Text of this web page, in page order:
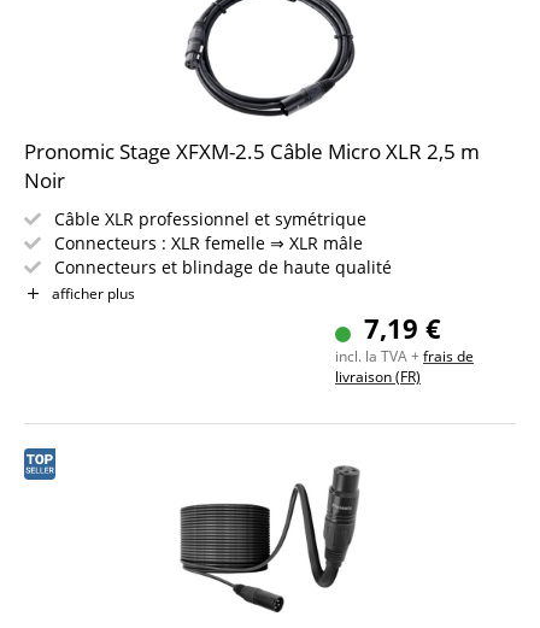
Pronomic Stage XFXM-2.5 Câble Micro XLR 2,5 m
Noir
Câble XLR professionnel et symétrique
Connecteurs : XLR femelle ⇒ XLR mâle
Connecteurs et blindage de haute qualité
Longueur : 2,5 m
afficher plus
7,19 €
incl. la TVA +frais de
livraison (FR)